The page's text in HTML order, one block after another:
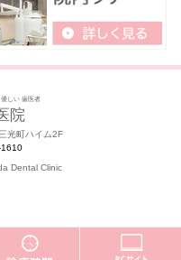
しい 歯医者
院
光町ハイム2F
Dental Clinic
PC